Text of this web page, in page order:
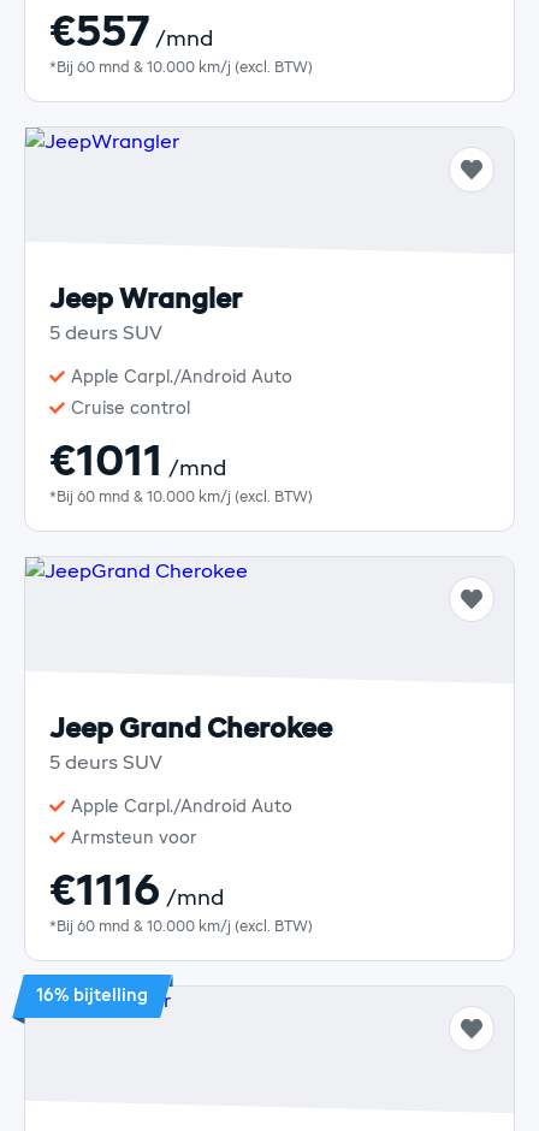
€557 /mnd
*Bij 60 mnd & 10.000 km/j (excl. BTW)
Jeep Wrangler
5 deurs SUV
Apple Carpl./Android Auto
Cruise control
€1011 /mnd
*Bij 60 mnd & 10.000 km/j (excl. BTW)
Jeep Grand Cherokee
5 deurs SUV
Apple Carpl./Android Auto
Armsteun voor
€1116 /mnd
*Bij 60 mnd & 10.000 km/j (excl. BTW)
16% bijtelling